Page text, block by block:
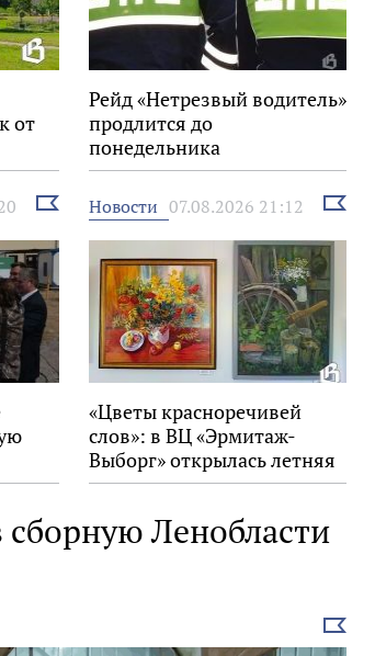
от
Рейд «Нетрезвый водитель»
продлится до
понедельника
Выбрать
новость
Новости 07.08.2026 21:12
Выбрать
«Цветы красноречивей
слов»: в ВЦ «Эрмитаж-
Выборг» открылась летняя
выставка
Ленобласти
Выбрать
новость